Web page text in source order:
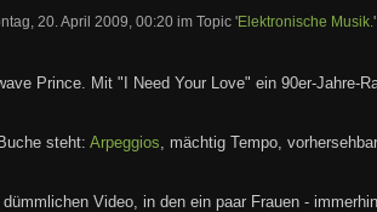
20. April 2009, 00:20 im Topic 'Elektronische Musik. '
Prince. Mit "I Need Your Love" ein 90er-Jahre-
steht: Arpeggios, mächtig Tempo,
dümmlichen Video, in den ein paar Frauen -